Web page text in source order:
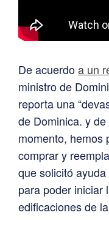
De acuerdoa un
ministro de
reporta una
de Dominica. y
momento, hemos
comprar y
que solicitó
para poder iniciar
edificaciones de